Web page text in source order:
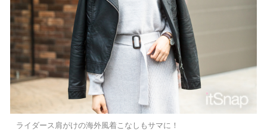
ライダース肩がけの海外風着こなしもサマに！